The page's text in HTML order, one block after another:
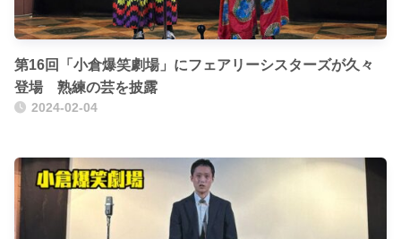
第16回「小倉爆笑劇場」にフェアリーシスターズが久々
登場 熟練の芸を披露
2024-02-04